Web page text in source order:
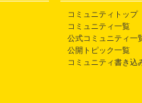
コミュニティトップ
コミュニティ一覧
公式コミュニティ一
公開トピック一覧
コミュニティ書き込